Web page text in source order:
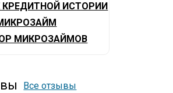
ИСТОРИИ
МИКРОЗАЙМОВ
Все отзывы